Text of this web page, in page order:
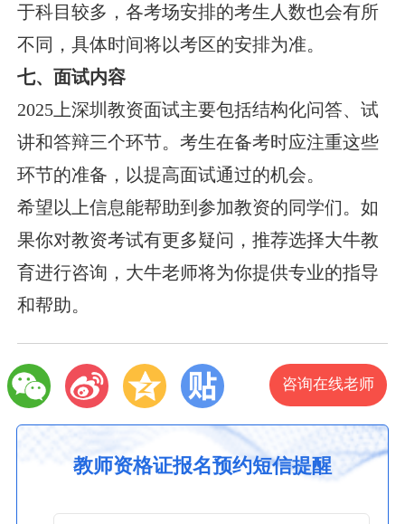
于科目较多，各考场安排的考生人数也会有所
不同，具体时间将以考区的安排为准。
七、面试内容
2025上深圳教资面试主要包括结构化问答、试
讲和答辩三个环节。考生在备考时应注重这些
环节的准备，以提高面试通过的机会。
希望以上信息能帮助到参加教资的同学们。如
果你对教资考试有更多疑问，推荐选择大牛教
育进行咨询，大牛老师将为你提供专业的指导
和帮助。
咨询在线老师
教师资格证报名预约短信提醒